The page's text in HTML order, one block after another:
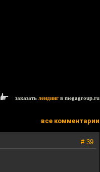
заказать лендинг в megagroup.ru
все комментарии
# 39